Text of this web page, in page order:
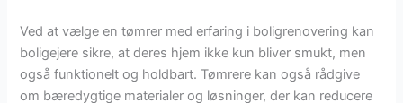
Ved at vælge en tømrer med erfaring i boligrenovering kan
boligejere sikre, at deres hjem ikke kun bliver smukt, men
også funktionelt og holdbart. Tømrere kan også rådgive
om bæredygtige materialer og løsninger, der kan reducere